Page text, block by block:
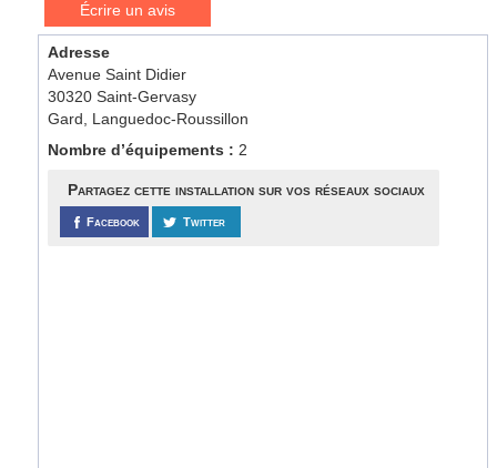
Écrire un avis
Adresse
Avenue Saint Didier
30320 Saint-Gervasy
Gard, Languedoc-Roussillon
Nombre d’équipements : 2
Partagez cette installation sur vos réseaux sociaux
Facebook Twitter